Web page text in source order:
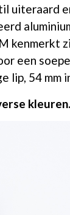
uiteraard
kenmerkt
een
lip, 54 mm
kleuren.